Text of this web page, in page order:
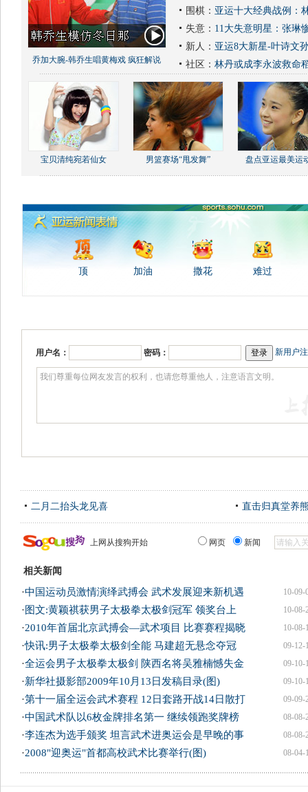
乔加大腕-韩乔生唱黄梅戏 疯狂解说
围棋： 亚运十大经典战例：
失意： 11大失意明星：张琳
新人： 亚运8大新星-叶诗文
社区： 林丹或成李永波救命
宝贝清纯宛若仙女 男篮赛场“甩发舞” 盘点亚运最美运
顶 加油 撒花 难过
用户名： 密码： 新用户
二月二抬头龙见喜 直击归真堂养
上网从搜狗开始 网页 新闻
相关新闻
10-09-
·中国运动员激情演绎武搏会 武术发展迎来新机遇
10-08-
· 图文:黄颖祺获男子太极拳太极剑冠军 领奖台上
10-08-
·2010年首届北京武搏会—武术项目 比赛赛程揭晓
09-12-
·快讯:男子太极拳太极剑全能 马建超无悬念夺冠
09-10-
·全运会男子太极拳太极剑 陕西名将吴雅楠憾失金
09-10-
·新华社摄影部2009年10月13日发稿目录(图)
09-09-
·第十一届全运会武术赛程 12日套路开战14日散打
08-08-
·中国武术队以6枚金牌排名第一 继续领跑奖牌榜
08-08-
·李连杰为选手颁奖 坦言武术进奥运会是早晚的事
08-04-
·2008"迎奥运"首都高校武术比赛举行(图)